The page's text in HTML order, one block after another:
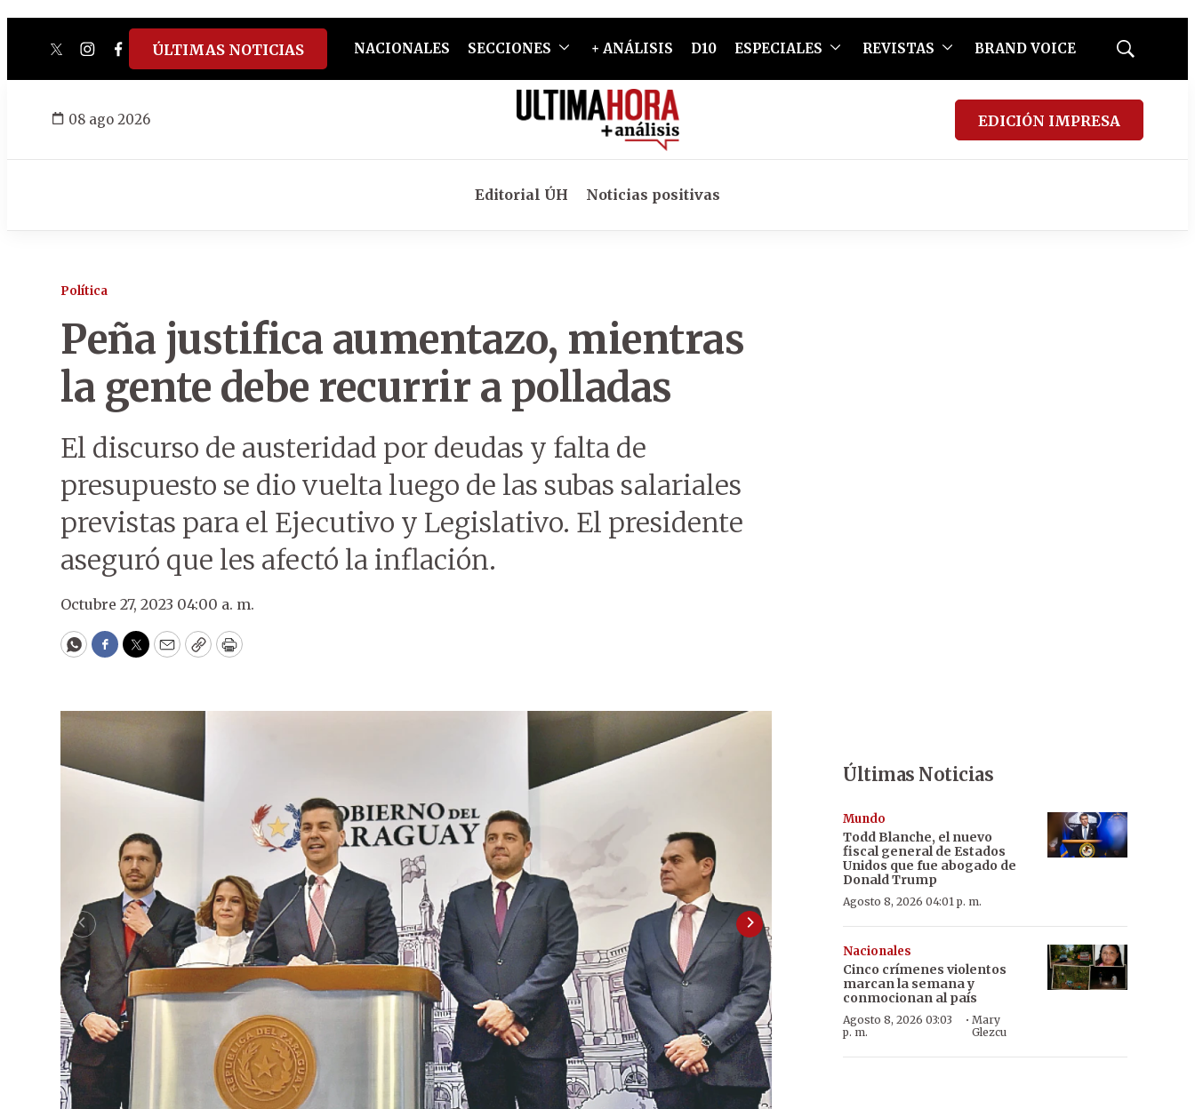
twitterinstagram
facebook
tiktokyoutube
spotify
ÚLTIMAS NOTICIAS NACIONALES SECCIONES + ANÁLISIS D10 ESPECIALES REVISTAS BRAND VOICE
Mostrar
08 ago 2026 EDICIÓN IMPRESA
Editorial ÚH Noticias positivas
Política
Peña justifica aumentazo, mientras
la gente debe recurrir a polladas
El discurso de austeridad por deudas y falta de
presupuesto se dio vuelta luego de las subas salariales
previstas para el Ejecutivo y Legislativo. El presidente
aseguró que les afectó la inflación.
Octubre 27, 2023 04:00 a. m.
WhatsApp
Facebook
Twitter
EmailCopyPrint
Últimas Noticias
Mundo
Todd Blanche, el nuevo
fiscal general de Estados
Unidos que fue abogado de
Donald Trump
Agosto 8, 2026 04:01 p. m.
Nacionales
Cinco crímenes violentos
marcan la semana y
conmocionan al país
Agosto 8, 2026 03:03
p. m.
·Mary
Glezcu